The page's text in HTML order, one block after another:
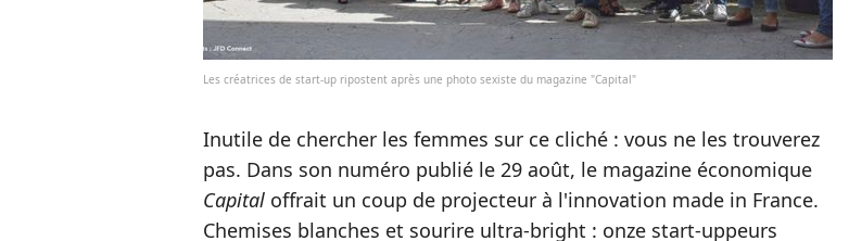
Les créatrices de start-up ripostent après une photo sexiste du magazine "Capital"
Inutile de chercher les femmes sur ce cliché : vous ne les trouverez
pas. Dans son numéro publié le 29 août, le magazine économique
Capital offrait un coup de projecteur à l'innovation made in France.
Chemises blanches et sourire ultra-bright : onze start-uppeurs